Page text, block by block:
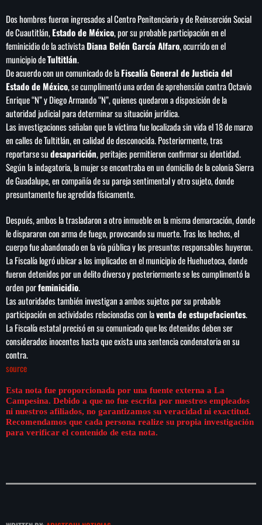
play_arrow LA CAMPESINA 104.5 FM
play_arrow LA CAMPESINA GEORGIA
INICIO
NOTAS
PROGRAMACIÓN keyboard_arrow_down
LOCUCIÓN (TALENTO AL AIRE)
COMUNÍCATE
PUBLICIDAD
HISTORIA
SEARCH
SEARCH
Cae primer detenido por robo a casa de
Karely Ruiz
Dos hombres fueron ingresados al Centro Penitenciario y de Reinserción Social
de Cuautitlán,Estado de México, por su probable participación en el
feminicidio de la activistaDiana Belén García Alfaro, ocurrido en el
municipio deTultitlán.
De acuerdo con un comunicado de laFiscalía General de Justicia del
Estado de México, se cumplimentó una orden de aprehensión contra Octavio
Enrique “N” y Diego Armando “N”, quienes quedaron a disposición de la
autoridad judicial para determinar su situación jurídica.
Las investigaciones señalan que la víctima fue localizada sin vida el 18 de marzo
en calles de Tultitlán, en calidad de desconocida. Posteriormente, tras
reportarse sudesaparición, peritajes permitieron confirmar su identidad.
Según la indagatoria, la mujer se encontraba en un domicilio de la colonia Sierra
de Guadalupe, en compañía de su pareja sentimental y otro sujeto, donde
presuntamente fue agredida físicamente.
Después, ambos la trasladaron a otro inmueble en la misma demarcación, donde
le dispararon con arma de fuego, provocando su muerte. Tras los hechos, el
cuerpo fue abandonado en la vía pública y los presuntos responsables huyeron.
La Fiscalía logró ubicar a los implicados en el municipio de Huehuetoca, donde
fueron detenidos por un delito diverso y posteriormente se les cumplimentó la
orden porfeminicidio.
Las autoridades también investigan a ambos sujetos por su probable
participación en actividades relacionadas con laventa de estupefacientes.
La Fiscalía estatal precisó en su comunicado que los detenidos deben ser
considerados inocentes hasta que exista una sentencia condenatoria en su
contra.
source
Esta nota fue proporcionada por una fuente externa a La
Campesina. Debido a que no fue escrita por nuestros empleados
ni nuestros afiliados, no garantizamos su veracidad ni exactitud.
Recomendamos que cada persona realize su propia investigación
para verificar el contenido de esta nota.